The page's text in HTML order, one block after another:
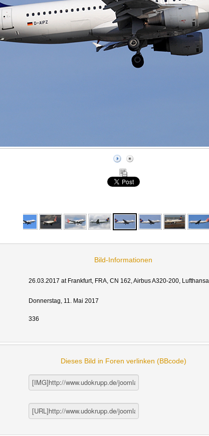
Bild-Informationen
26.03.2017 at Frankfurt, FRA, CN 162, Airbus A320-200, Lufthansa
Donnerstag, 11. Mai 2017
336
Dieses Bild in Foren verlinken (BBcode)